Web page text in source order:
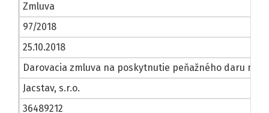
Zmluva
97/2018
25.10.2018
Darovacia zmluva na poskytnutie peňažného daru na
Jacstav, s.r.o.
36489212